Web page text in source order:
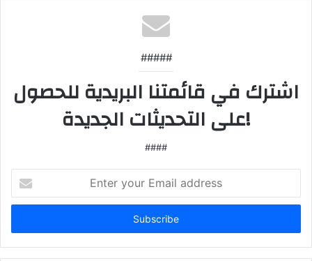
#####
اشترك في قائمتنا البريدية للحصول
على التحديثات الجديدة!
####
your
Email